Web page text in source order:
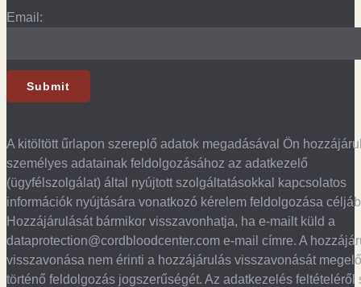
Email:
A kitöltött űrlapon szereplő adatok megadásával Ön
személyes adatainak feldolgozásához az adatkezelő
(ügyfélszolgálat) által nyújtott szolgáltatásokkal kapcsolatos
információk nyújtására vonatkozó kérelem feldolgozása
Hozzájárulását bármikor visszavonhatja, ha e-mailt küld a
dataprotection@cordbloodcenter.com e-mail címre. A
visszavonása nem érinti a hozzájárulás visszavonását
történő feldolgozás jogszerűségét. Az adatkezelés feltételéről